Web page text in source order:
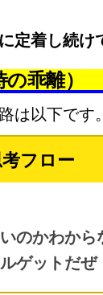
着し続け
乖離）
は以下です。
フロー
のかわから
ゲットだぜ